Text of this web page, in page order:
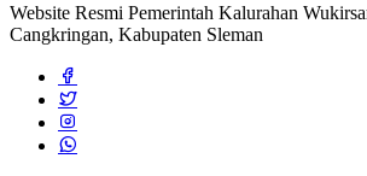
Website Resmi Pemerintah Kalurahan
Cangkringan, Kabupaten Sleman